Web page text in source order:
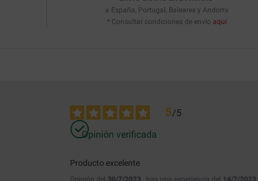
a España, Portugal, Baleares y Andorra
* Consultar condiciones de envío aquí
5/5
Opinión verificada
Producto excelente
Opinión del 30/7/2023 , tras una experiencia del 14/7/2023